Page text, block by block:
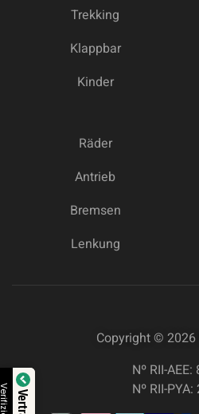
Trekking
Klappbar
Kinder
Räder
Antrieb
Bremsen
Lenkung
Copyright © 2026
Nº RII-
Nº RII-